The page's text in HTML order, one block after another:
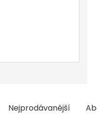
Nejprodávanější